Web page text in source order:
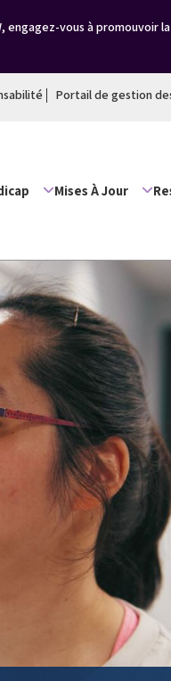
vous à promouvoir
Portail de gestion
Mises À Jour